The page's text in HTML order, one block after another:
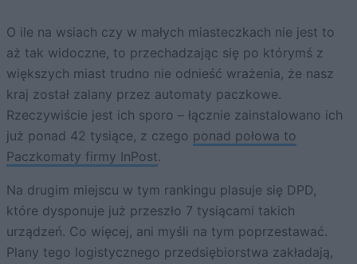
O ile na wsiach czy w małych miasteczkach nie jest to
aż tak widoczne, to przechadzając się po którymś z
większych miast trudno nie odnieść wrażenia, że nasz
kraj został zalany przez automaty paczkowe.
Rzeczywiście jest ich sporo – łącznie zainstalowano ich
już ponad 42 tysiące, z czego ponad połowa to
Paczkomaty firmy InPost.
Na drugim miejscu w tym rankingu plasuje się DPD,
które dysponuje już przeszło 7 tysiącami takich
urządzeń. Co więcej, ani myśli na tym poprzestawać.
Plany tego logistycznego przedsiębiorstwa zakładają,